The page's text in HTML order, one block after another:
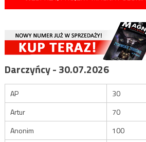
Darczyńcy - 30.07.2026
AP
30
Artur
70
Anonim
100